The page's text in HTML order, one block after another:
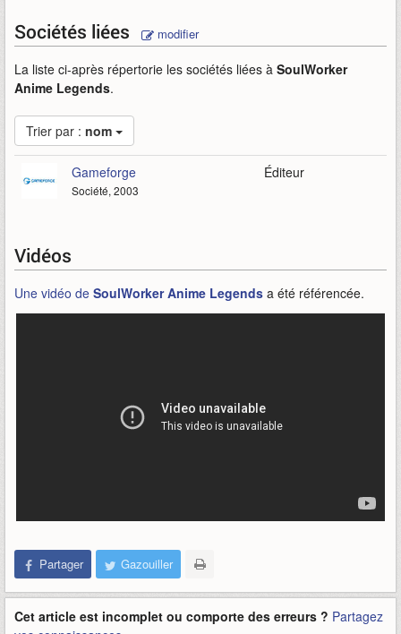
Sociétés liées modifier
La liste ci-après répertorie les sociétés liées à SoulWorker
Anime Legends.
Trier par : nom
Gameforge
Société, 2003
Éditeur
Vidéos
Une vidéo de SoulWorker Anime Legends a été référencée.
Partager Gazouiller
Cet article est incomplet ou comporte des erreurs ? Partagez